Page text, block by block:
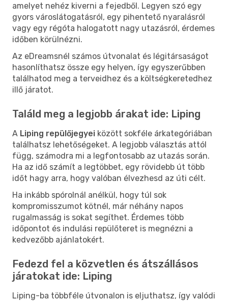
amelyet nehéz kiverni a fejedből. Legyen szó egy
gyors városlátogatásról, egy pihentető nyaralásról
vagy egy régóta halogatott nagy utazásról, érdemes
időben körülnézni.
Az eDreamsnél számos útvonalat és légitársaságot
hasonlíthatsz össze egy helyen, így egyszerűbben
találhatod meg a terveidhez és a költségkeretedhez
illő járatot.
Találd meg a legjobb árakat ide: Liping
A Liping repülőjegyei között sokféle árkategóriában
találhatsz lehetőségeket. A legjobb választás attól
függ, számodra mi a legfontosabb az utazás során.
Ha az idő számít a legtöbbet, egy rövidebb út több
időt hagy arra, hogy valóban élvezhesd az úti célt.
Ha inkább spórolnál anélkül, hogy túl sok
kompromisszumot kötnél, már néhány napos
rugalmasság is sokat segíthet. Érdemes több
időpontot és indulási repülőteret is megnézni a
kedvezőbb ajánlatokért.
Fedezd fel a közvetlen és átszállásos
járatokat ide: Liping
Liping-ba többféle útvonalon is eljuthatsz, így valódi